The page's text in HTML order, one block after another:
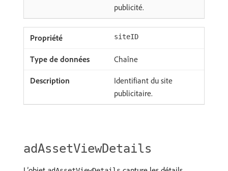
publicité.
siteID
Chaîne
Identifiant du site
publicitaire.
adAssetViewDetails